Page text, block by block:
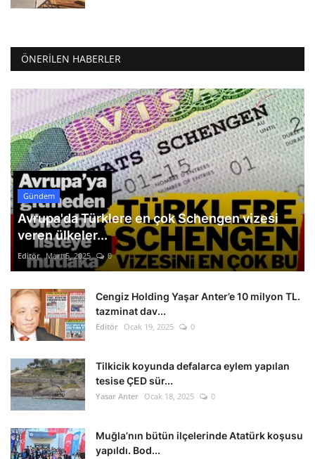
ÖNERILEN HABERLER
Gündem
Avrupa'da Türklere en çok Schengen vizesi
veren ülkeler...
Editör Mart 5, 2025 0
Cengiz Holding Yaşar Anter’e 10 milyon TL.
tazminat dav...
Editör Ocak 19, 2025 0
Tilkicik koyunda defalarca eylem yapılan
tesise ÇED sür...
Yasar Anter Ocak 18, 2025 0
Muğla’nın bütün ilçelerinde Atatürk koşusu
yapıldı. Bod...